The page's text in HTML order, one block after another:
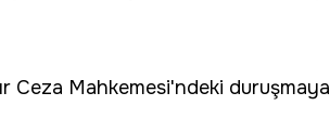
Ceza Mahkemesi'ndeki duruşmaya,